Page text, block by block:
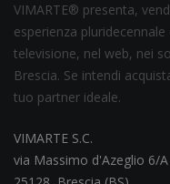
VIMARTE® presenta,
esperienza
televisione, nel web, nei
Brescia. Se intendi
tuo partner ideale.
VIMARTE S.C.
via Massimo d'Azeglio 6/A